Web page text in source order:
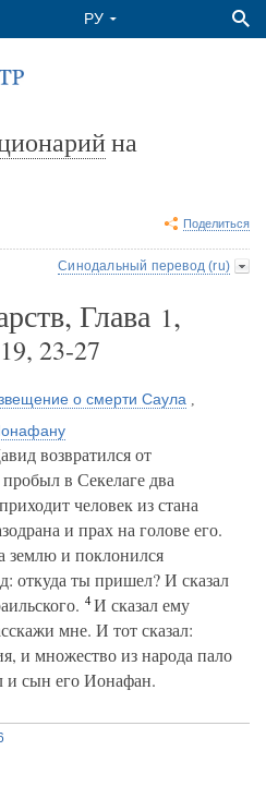
на
Поделиться
Синодальный перевод (ru)
Глава 1,
23-27
о смерти Саула
возвратился от
в Секелаге два
человек из стана
и прах на голове его.
землю и поклонился
откуда ты пришел? И сказал
4И сказал ему
мне. И тот сказал:
и множество из народа пало
и сын его Ионафан.